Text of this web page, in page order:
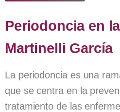
Periodoncia en la
Martinelli García
La periodoncia es una
que se centra en la
tratamiento de las